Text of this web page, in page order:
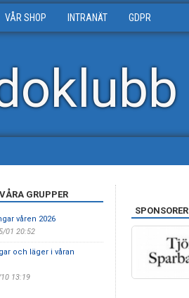
VÅR SHOP INTRANÄT GDPR
GRUPPER
våren 2026
01 20:52
och läger i våran
13:19
SPONSORER